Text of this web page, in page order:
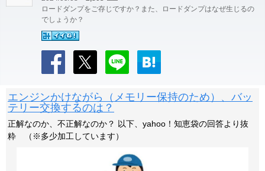
ロードダンプをご存じですか？また、ロードダンプはなぜ生じるの
でしょうか？
エンジンかけながら（メモリー保持のため）、バッ
テリー交換するのは？
正解なのか、不正解なのか？ 以下、yahoo！知恵袋の回答より抜
粋 （※多少加工しています）